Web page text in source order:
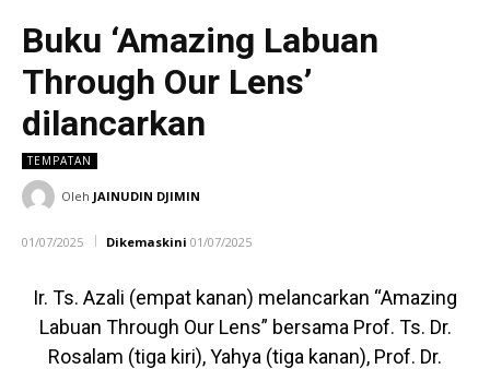
Buku ‘Amazing Labuan
Through Our Lens’
dilancarkan
TEMPATAN
Oleh JAINUDIN DJIMIN
01/07/2025 Dikemaskini 01/07/2025
Ir. Ts. Azali (empat kanan) melancarkan “Amazing
Labuan Through Our Lens” bersama Prof. Ts. Dr.
Rosalam (tiga kiri), Yahya (tiga kanan), Prof. Dr.